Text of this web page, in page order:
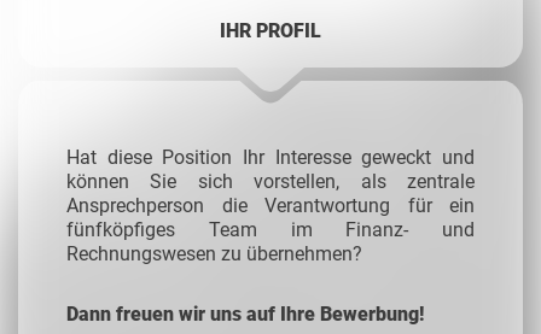
IHR PROFIL
Hat diese Position Ihr Interesse geweckt und
können Sie sich vorstellen, als zentrale
Ansprechperson die Verantwortung für ein
fünfköpfiges Team im Finanz- und
Rechnungswesen zu übernehmen?
Dann freuen wir uns auf Ihre Bewerbung!